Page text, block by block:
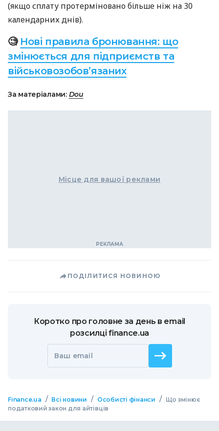
(якщо сплату протерміновано більше ніж на 30
календарних днів).
🧐 Нові правила бронювання: що
змінюється для підприємств та
військовозобов’язаних
За матеріалами: Dou
Місце для вашої реклами
ПОДІЛИТИСЯ НОВИНОЮ
Коротко про головне за день в email
розсилці finance.ua
Ваш email
Finance.ua / Всі новини / Особисті фінанси /
Що змінює
податковий закон для айтівців